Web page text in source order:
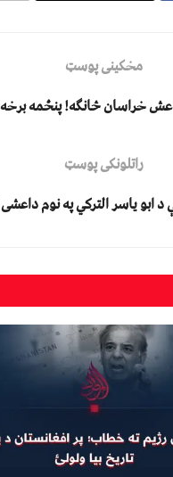
مخکینی پوسټ
خراسان څانګه! پنځمه برخه
راتلونکی پوسټ
ابو یاسر الترکي په نوم